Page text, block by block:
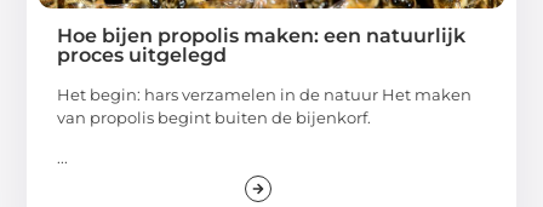
Hoe bijen propolis maken: een natuurlijk
proces uitgelegd
Het begin: hars verzamelen in de natuur Het maken
van propolis begint buiten de bijenkorf.
...